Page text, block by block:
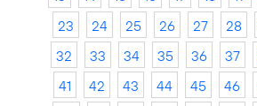
23
24 25 26 27 28
32
33 34 35 36 37
41
42 43 44 45 46